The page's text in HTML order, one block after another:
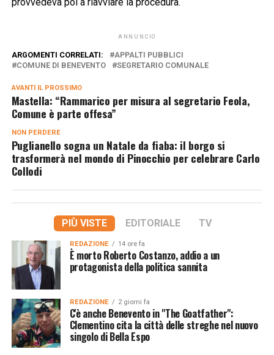
ANNUNCIO
ARGOMENTI CORRELATI:
APPALTI PUBBLICI
COMUNE DI BENEVENTO
SEGRETARIO COMUNALE
AVANTI IL ​​PROSSIMO
Mastella: “Rammarico per misura al segretario Feola,
Comune è parte offesa”
NON PERDERE
Puglianello sogna un Natale da fiaba: il borgo si
trasformerà nel mondo di Pinocchio per celebrare Carlo
Collodi
PIÙ VISTE EDITORIALE TV
REDAZIONE 14 ore fa
È morto Roberto Costanzo, addio a un
protagonista della politica sannita
REDAZIONE 2 giorni fa
C'è anche Benevento in "The Goatfather":
Clementino cita la città delle streghe nel nuovo
singolo di Bella Espo